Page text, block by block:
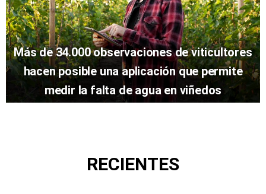
Más de 34.000 observaciones de viticultores
hacen posible una aplicación que permite
medir la falta de agua en viñedos
RECIENTES